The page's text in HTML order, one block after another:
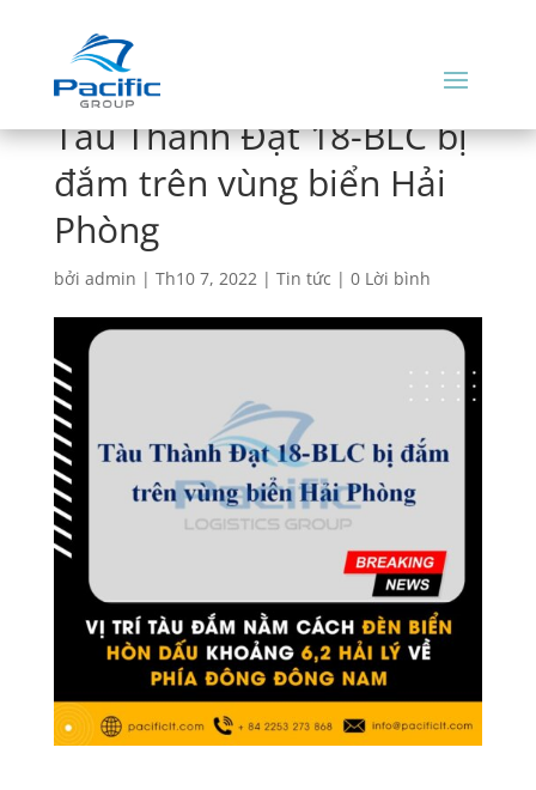
Tàu Thành Đạt 18-BLC bị
đắm trên vùng biển Hải
Phòng
bởi admin | Th10 7, 2022| Tin tức | 0 Lời bình